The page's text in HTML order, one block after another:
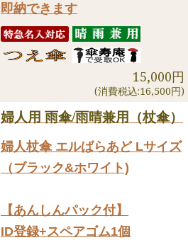
即納できます
15,000円
(消費税込:16,500円)
婦人用 雨傘/雨晴兼用（杖傘）
婦人杖傘 エルばらあど Lサイズ
（ブラック&ホワイト)
【あんしんパック付】
ID登録+スペアゴム1個